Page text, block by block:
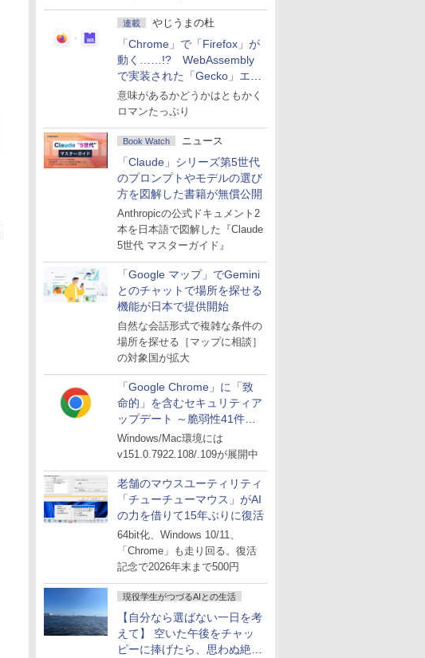
連載 やじうまの杜
「Chrome」で「Firefox」が
動く……!? WebAssembly
で実装された「Gecko」エン
ジン
意味があるかどうかはともかく
ロマンたっぷり
Book Watch ニュース
「Claude」シリーズ第5世代
のプロンプトやモデルの選び
方を図解した書籍が無償公開
Anthropicの公式ドキュメント2
本を日本語で図解した『Claude
5世代 マスターガイド』
「Google マップ」でGemini
とのチャットで場所を探せる
機能が日本で提供開始
自然な会話形式で複雑な条件の
場所を探せる［マップに相談］
の対象国が拡大
「Google Chrome」に「致
命的」を含むセキュリティア
ップデート ～脆弱性41件に
対処
Windows/Mac環境には
v151.0.7922.108/.109が展開中
老舗のマウスユーティリティ
「チューチューマウス」がAI
の力を借りて15年ぶりに復活
64bit化、Windows 10/11、
「Chrome」も走り回る。復活
記念で2026年末まで500円
現役学生がつづるAIとの生活
【自分なら選ばない一日を考
えて】 空いた午後をチャッ
ピーに捧げたら、思わぬ絶景